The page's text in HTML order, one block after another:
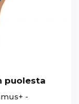
puolesta
-